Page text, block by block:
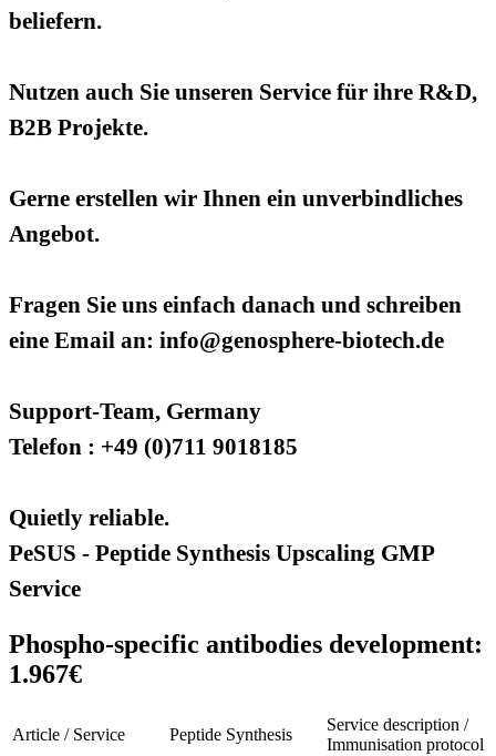
beliefern.
Nutzen auch Sie unseren Service für ihre R&D,
B2B Projekte.
Gerne erstellen wir Ihnen ein unverbindliches
Angebot.
Fragen Sie uns einfach danach und schreiben
eine Email an: info@genosphere-biotech.de
Support-Team, Germany
Telefon : +49 (0)711 9018185
Quietly reliable.
PeSUS - Peptide Synthesis Upscaling GMP
Service
Phospho-specific antibodies development:
1.967€
Article / Service Peptide Synthesis
Service description /
Immunisation protocol